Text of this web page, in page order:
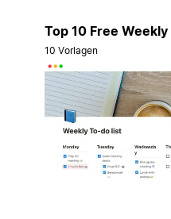
Top 10 Free
10 Vorlagen